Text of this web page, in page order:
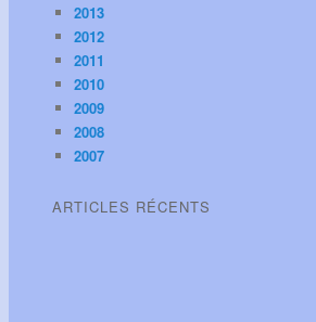
2013
2012
2011
2010
2009
2008
2007
ARTICLES RÉCENTS